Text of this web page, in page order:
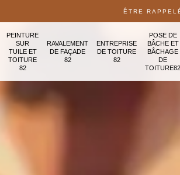
ÊTRE
PEINTURE
SUR
TUILE ET
TOITURE
82
RAVALEMENT
DE FAÇADE
82
ENTREPRISE
DE TOITURE
82
POSE DE
BÂCHE ET
BÂCHAGE
DE
TOITURE82